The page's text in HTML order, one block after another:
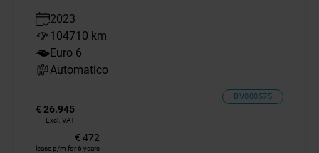
2023
104710 km
Euro 6
Automatico
BV000575
€ 26.945
Excl. VAT
€ 472
lease p/m for 6 years